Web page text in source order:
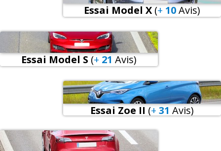
Essai Model X (+ 10Avis)
Essai Model S (+ 21 Avis)
Essai Zoe II (+ 31 Avis)